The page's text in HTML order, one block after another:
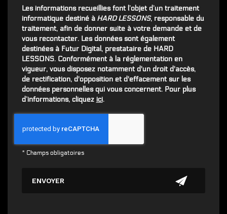
Les informations recueillies font l’objet d’un traitement
informatique destiné àHARD LESSONS, responsable du
traitement, afin de donner suite à votre demande et de
vous recontacter. Les données sont également
destinées à Futur Digital, prestataire de HARD
LESSONS. Conformément à la réglementation en
vigueur, vous disposez notamment d'un droit d'accès,
de rectification, d'opposition et d'effacement sur les
données personnelles qui vous concernent. Pour plus
d’informations, cliquez ici.
* Champs obligatoires